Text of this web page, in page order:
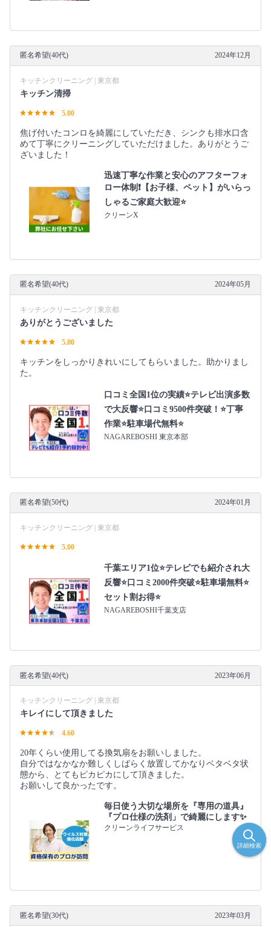
匿名希望(40代) 2024年12月
キッチンクリーニング | 東京都
キッチン清掃
5.00
焦げ付いたコンロを綺麗にしていただき、シンクも排水口含
めて丁寧にクリーニングしていただけました。ありがとうご
ざいました！
迅速丁寧な作業と安心のアフターフォ
ロー体制❗️【お子様、ペット】がいらっ
しゃるご家庭大歓迎⭐️
クリーンX
匿名希望(40代) 2024年05月
キッチンクリーニング | 東京都
ありがとうございました
5.00
キッチンをしっかりきれいにしてもらいました。助かりまし
た。
口コミ全国1位の実績⭐テレビ出演多数
で大反響⭐口コミ9500件突破！⭐丁寧
作業⭐駐車場代無料⭐
NAGAREBOSHI 東京本部
匿名希望(50代) 2024年01月
キッチンクリーニング | 東京都
5.00
千葉エリア1位⭐テレビでも紹介され大
反響⭐️口コミ2000件突破⭐️駐車場無料⭐
セット割お得⭐
NAGAREBOSHI千葉支店
匿名希望(40代) 2023年06月
キッチンクリーニング | 東京都
キレイにして頂きました
4.60
20年くらい使用してる換気扇をお願いしました。
自分ではなかなか難しくしばらく放置してかなりベタベタ状
態から、とてもピカピカにして頂きました。
お願いして良かったです。
毎日使う大切な場所を『専用の道具』
『プロ仕様の洗剤」で綺麗にします✨
クリーンライフサービス
匿名希望(30代) 2023年03月
詳細検索